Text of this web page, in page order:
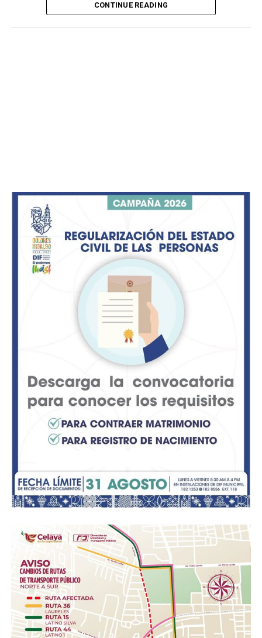
Y es que, de acuerdo con lo señalado, los juegos
infantiles se encuentran severamente desgastados. Las
estructuras presentan oxidación avanzada,
desprendimiento de pintura, piezas flojas y fracturas
visibles, producto de la falta de mantenimiento, lo que
impide que niñas y niños puedan jugar de manera
Pero el deterioro no es lo único. El lugar luce además
con acumulación de basura. Según el testimonio,
algunas personas han tomado el área como tiradero,
dejando bolsas con desperdicios domésticos, botellas de
plástico, envolturas y todo tipo de desechos esparcidos
descanso.
Vecinos de la zona manifestaron su inconformidad y
atención urgente, pues no solo afecta la imagen del
bulevar, sino que se ha convertido en un foco de
contaminación y de proliferación de fauna nociva.
Por ello, hacen un enérgico llamado a las autoridades
municipales para que se intervenga a la brevedad con la
rehabilitación integral de los juegos, una jornada de
limpieza a fondo y el mantenimiento constante del área.
CONTINUE READING